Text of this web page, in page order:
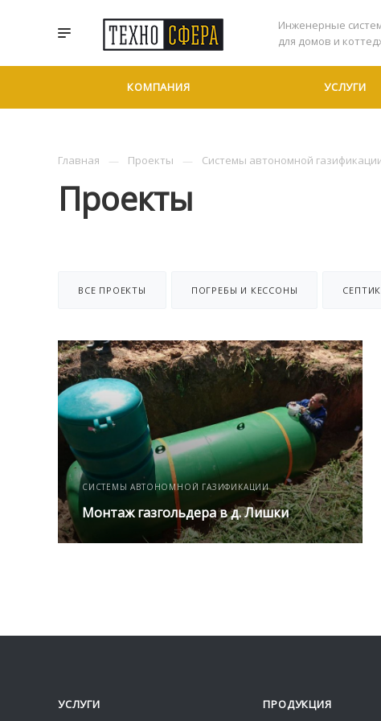
Инженерные
для домов и
КОМПАНИЯ УСЛУГИ
Главная Проекты Системы автономной
Проекты
ВСЕ ПРОЕКТЫ ПОГРЕБЫ И КЕССОНЫ
СИСТЕМЫ АВТОНОМНОЙ ГАЗИФИКАЦИИ
Монтаж газгольдера в д. Лишки
УСЛУГИ ПРОДУКЦИЯ